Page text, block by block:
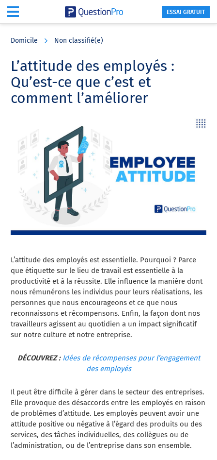
content
sidebar
ESSAI GRATUIT
Domicile Non classifié(e)
L’attitude des employés :
Qu’est-ce que c’est et
comment l’améliorer
L’attitude des employés est essentielle. Pourquoi ? Parce
que étiquette sur le lieu de travail est essentielle à la
productivité et à la réussite. Elle influence la manière dont
nous rémunérons les individus pour leurs réalisations, les
personnes que nous encourageons et ce que nous
reconnaissons et récompensons. Enfin, la façon dont nos
travailleurs agissent au quotidien a un impact significatif
sur notre culture et notre entreprise.
DÉCOUVREZ : Idées de récompenses pour l’engagement
des employés
Il peut être difficile à gérer dans le secteur des entreprises.
Elle provoque des désaccords entre les employés en raison
de problèmes d’attitude. Les employés peuvent avoir une
attitude positive ou négative à l’égard des produits ou des
services, des tâches individuelles, des collègues ou de
l’administration, ou de l’entreprise dans son ensemble.